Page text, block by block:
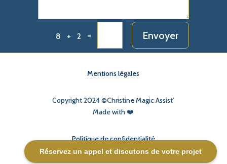
Réservez un appel et discutons de votre projet
8 + 2 = Envoyer
Mentions légales
Copyright 2024 ©️Christine Magic Assist’
Made with ❤️
Politique de confidentialité